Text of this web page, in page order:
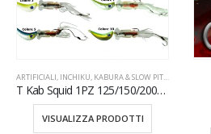
& SLOW PITCH
T Kab Squid 1PZ 125/150/200GR
ARTIFICIALI,
Coixedda 130
16,50